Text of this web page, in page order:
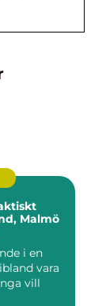
Malmö
i en
vara
vill